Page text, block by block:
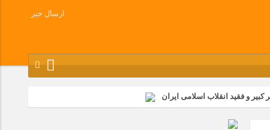
ارسال خبر
و فقید انقلاب اسلامی ایران